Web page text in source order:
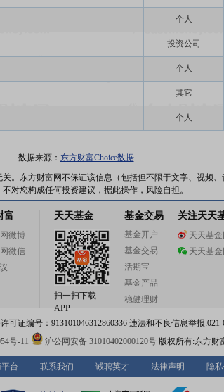
个人
投资公司
个人
其它
个人
数据来源： 东方财富Choice数据
。东方财富网不保证该信息（包括但不限于文字、视频
对您构成任何投资建议，据此操作，风险自担。
富
微博
微信
天天基金
扫一扫下载
APP
基金交易
基金开户
基金交易
活期宝
基金产品
稳健理财
关注天天
天天基
天天基
证编号：913101046312860336 违法和不良信息举报:021-
号-11 沪公网安备 31010402000120号版权所有:东方财
台 联系我们 诚聘英才 法律声明 隐